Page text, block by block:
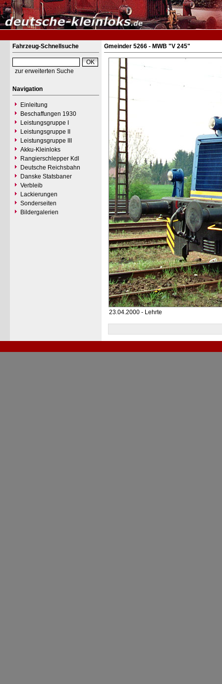
Fahrzeug-Schnellsuche
zur erweiterten Suche
Navigation
Einleitung
Beschaffungen 1930
Leistungsgruppe I
Leistungsgruppe II
Leistungsgruppe III
Akku-Kleinloks
Rangierschlepper Kdl
Deutsche Reichsbahn
Danske Statsbaner
Verbleib
Lackierungen
Sonderseiten
Bildergalerien
Gmeinder 5266 - MWB "V 245"
23.04.2000 - Lehrte